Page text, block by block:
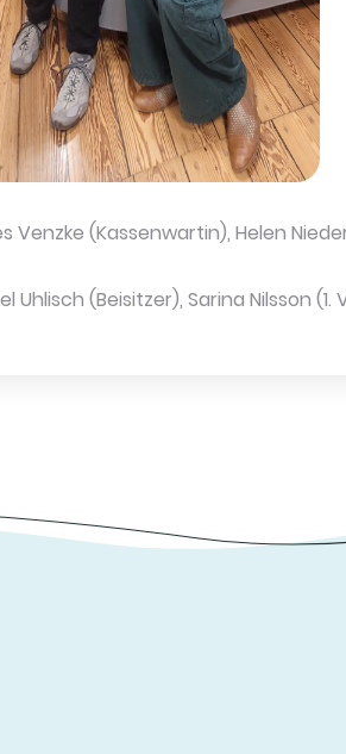
Venzke (Kassenwartin), Helen
Uhlisch (Beisitzer), Sarina Nilsson (1.